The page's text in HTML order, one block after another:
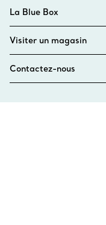
La Blue Box
Visiter un magasin
Contactez-nous